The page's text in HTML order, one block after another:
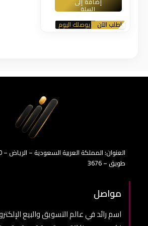
إضافة إلى
السلة
اطلب الآن يوصلك اليوم اطلب الآن يوصلك اليوم
طويق – 3676
مواصل